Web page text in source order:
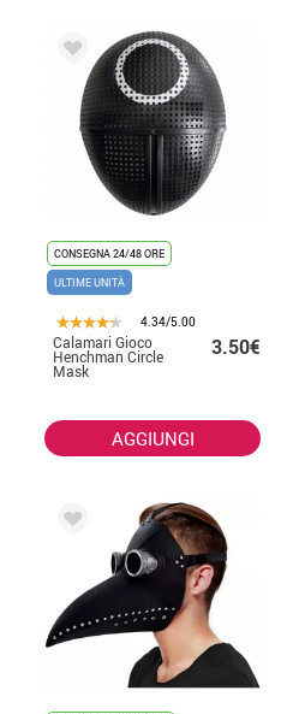
CONSEGNA 24/48 ORE
ULTIME UNITÀ
4.34/5.00
Calamari Gioco
Henchman Circle
Mask
3.50€
AGGIUNGI